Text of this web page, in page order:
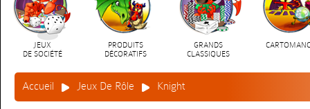
JEUX
DE SOCIÉTÉ
PRODUITS
DÉCORATIFS
GRANDS
CLASSIQUES
Accueil Jeux De Rôle Knight